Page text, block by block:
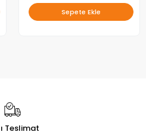
Sepete Ekle
Teslimat